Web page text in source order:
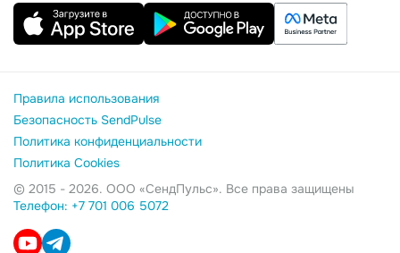
Правила использования
Безопасность SendPulse
Политика конфиденциальности
Политика Cookies
© 2015 - 2026. ООО «СендПульс». Все права защищены
Телефон: +7 701 006 5072